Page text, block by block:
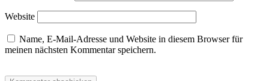
Website
Name, E-Mail-Adresse und Website in diesem Browser für
meinen nächsten Kommentar speichern.